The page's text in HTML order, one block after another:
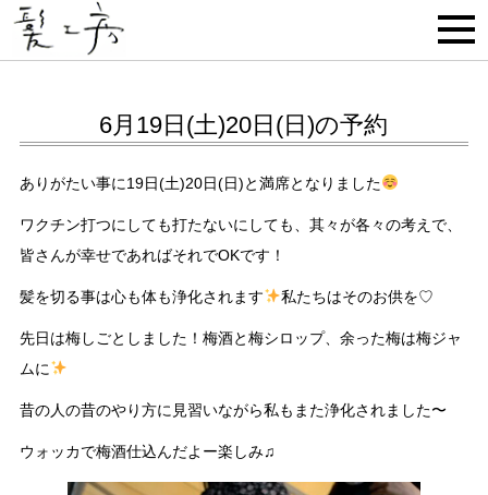
6月19日(土)20日(日)の予約
ありがたい事に19日(土)20日(日)と満席となりました
ワクチン打つにしても打たないにしても、其々が各々の考えで、
皆さんが幸せであればそれでOKです！
髪を切る事は心も体も浄化されます 私たちはそのお供を♡
先日は梅しごとしました！梅酒と梅シロップ、余った梅は梅ジャ
ムに
昔の人の昔のやり方に見習いながら私もまた浄化されました〜
ウォッカで梅酒仕込んだよー楽しみ♫